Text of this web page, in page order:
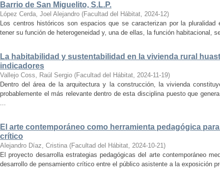
Barrio de San Miguelito, S.L.P.
López Cerda, Joel Alejandro (Facultad del Hábitat, 2024-12)
Los centros históricos son espacios que se caracterizan por la
tener su función de heterogeneidad y, una de ellas, la función habitacional,
La habitabilidad y sustentabilidad en la vivienda rural
indicadores
Vallejo Coss, Raúl Sergio (Facultad del Hábitat, 2024-11-19)
Dentro del área de la arquitectura y la construcción, la vivienda
probablemente el más relevante dentro de esta disciplina puesto que
...
El arte contemporáneo como herramienta pedagógica
crítico
Alejandro Díaz, Cristina (Facultad del Hábitat, 2024-10-21)
El proyecto desarrolla estrategias pedagógicas del arte contemporáneo
desarrollo de pensamiento crítico entre el público asistente a la exposición